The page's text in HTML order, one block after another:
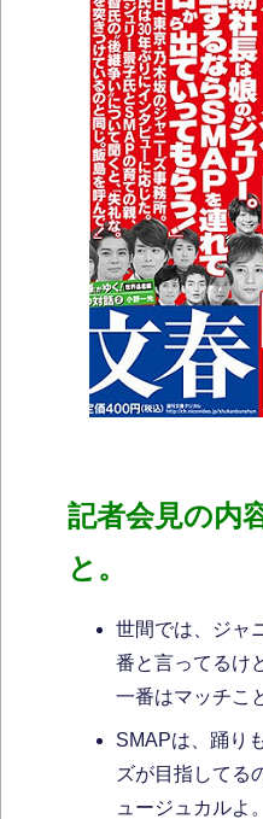
記者会見の内
と。
世間では、ジャ
番と言ってるけ
一番はマッチこ
SMAPは、踊り
ズが目指してる
ュージュカルよ。